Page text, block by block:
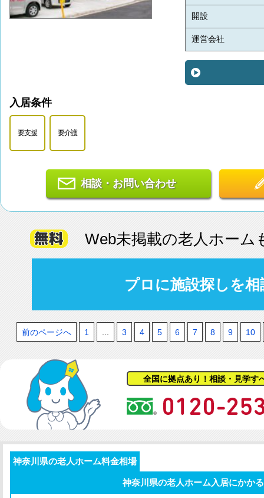
開設
運営会社
入居条件
要支援 要介護
相談・お問い合わせ
Web未掲載の老人ホーム
プロに施設探しを
前のページへ 1 ... 3 4 5 6 7 8 9 10
全国に拠点あり！相談・見学す
神奈川県の老人ホーム料金相場
神奈川県の老人ホーム入居にかか